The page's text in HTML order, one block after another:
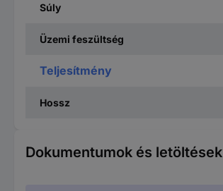
Súly
Üzemi feszültség
Teljesítmény
Hossz
Dokumentumok és letöltések